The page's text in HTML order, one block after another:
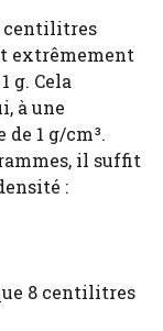
centilitres
extrêmement
g. Cela
à une
de 1 g/cm³.
il suffit
:
8 centilitres